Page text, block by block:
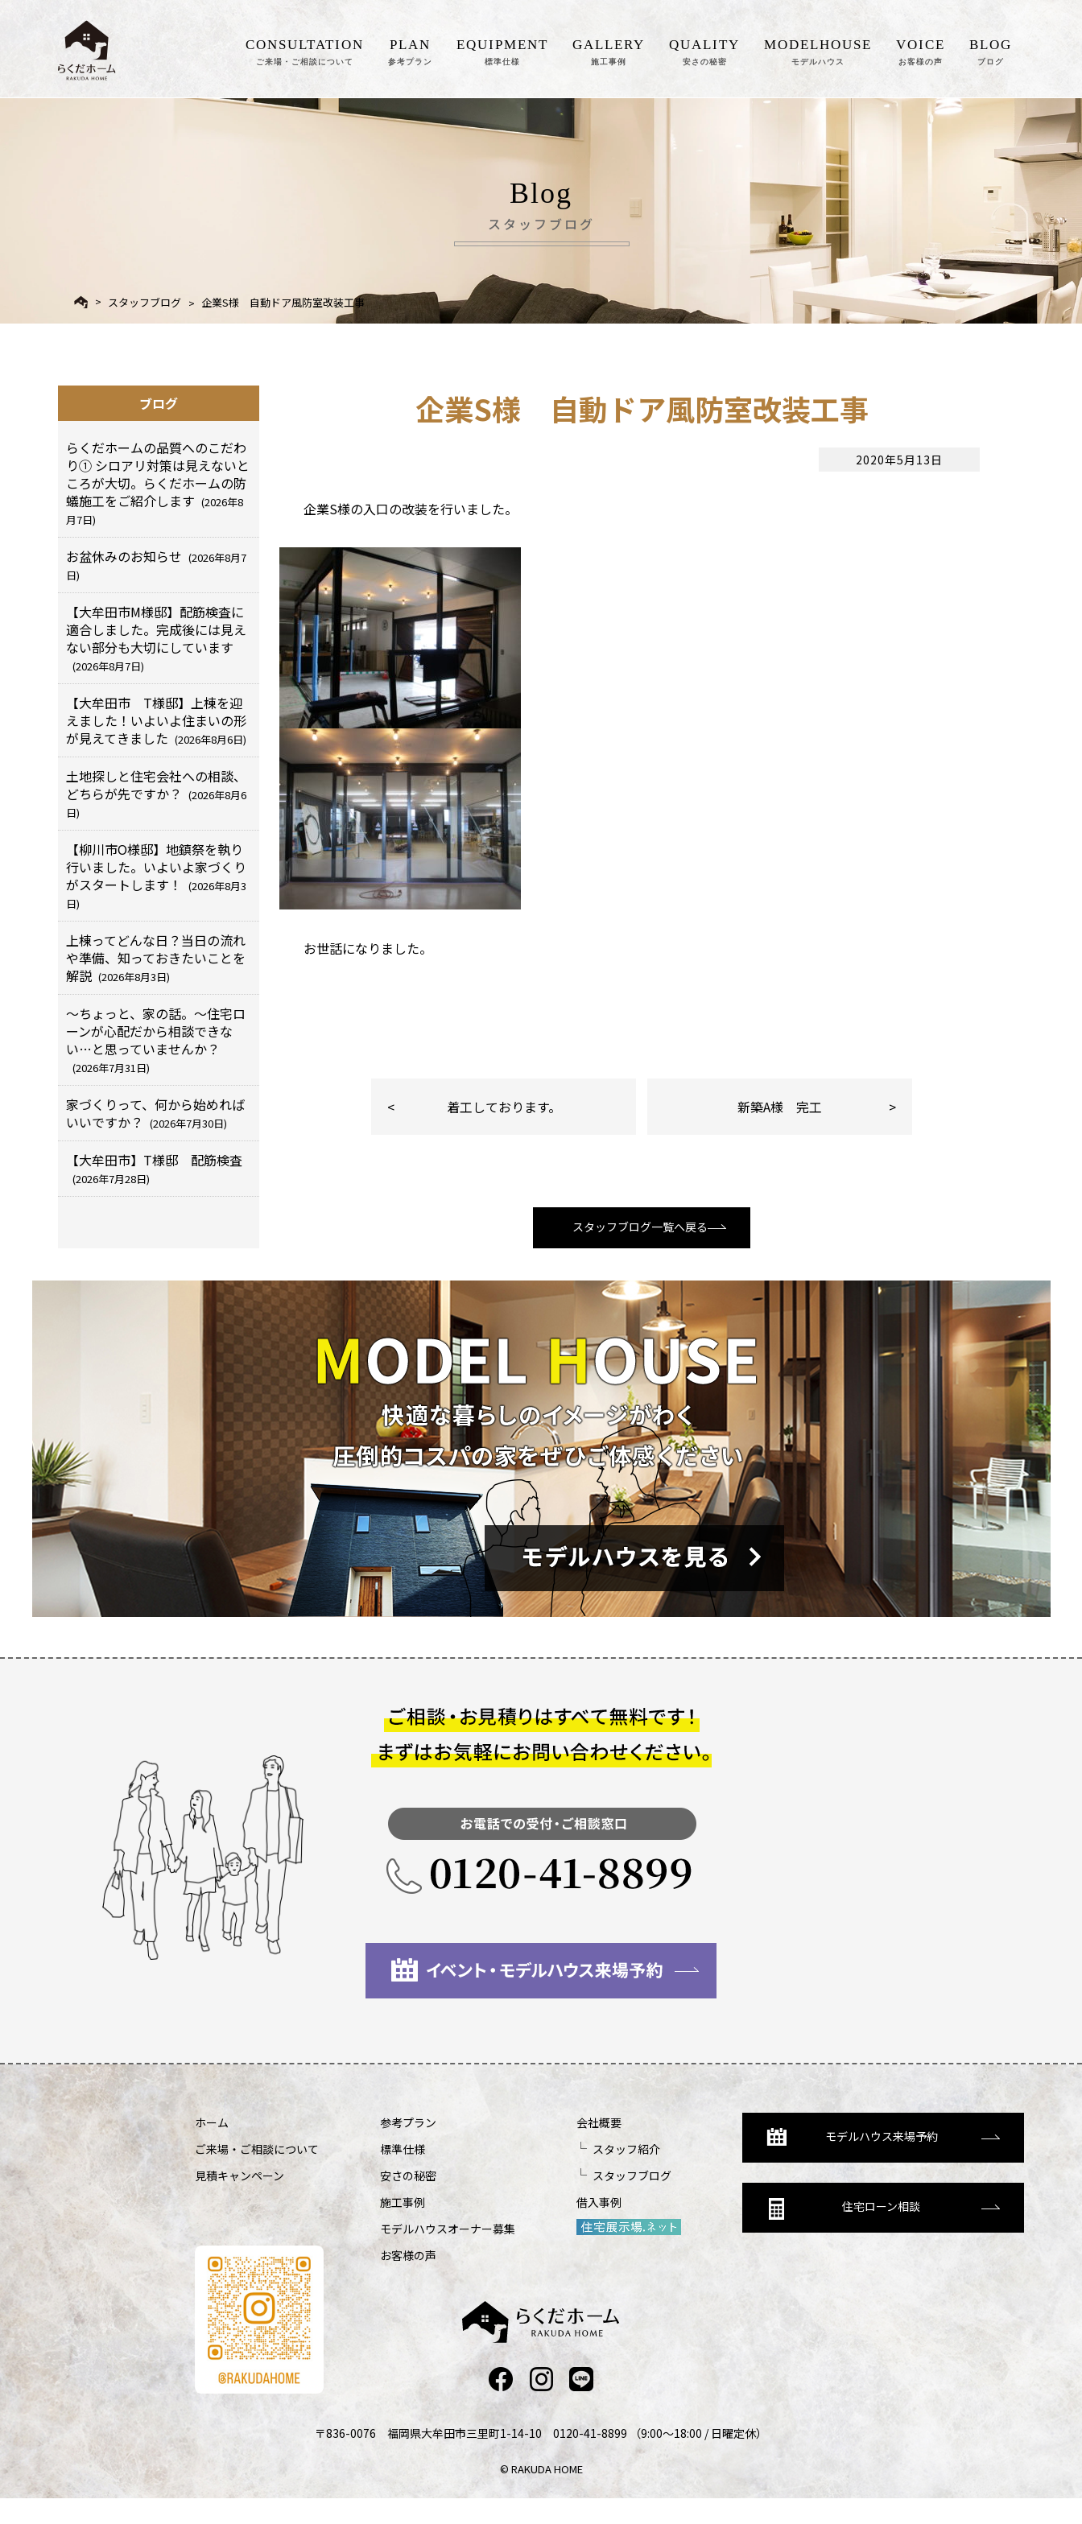
CONSULTATION
ご来場・ご相談について
PLAN
参考プラン
EQUIPMENT
標準仕様
GALLERY
施工事例
QUALITY
安さの秘密
MODELHOUSE
モデルハウス
VOICE
お客様の声
BLOG
ブログ
Blog
スタッフブログ
スタッフブログ 企業S様 自動ドア風防室改装工事
企業S様 自動ドア風防室改装工事
2020年5月13日
企業S様の入口の改装を行いました。
お世話になりました。
着工しております。 新築A様 完工
スタッフブログ一覧へ戻る
ブログ
らくだホームの品質へのこだわ
り① シロアリ対策は見えないと
ころが大切。らくだホームの防
蟻施工をご紹介します (2026年8
月7日)
お盆休みのお知らせ (2026年8月7
日)
【大牟田市M様邸】配筋検査に
適合しました。完成後には見え
ない部分も大切にしています
(2026年8月7日)
【大牟田市 T様邸】上棟を迎
えました！いよいよ住まいの形
が見えてきました (2026年8月6日)
土地探しと住宅会社への相談、
どちらが先ですか？
(2026年8月6
日)
【柳川市O様邸】地鎮祭を執り
行いました。いよいよ家づくり
がスタートします！
(2026年8月3
日)
上棟ってどんな日？当日の流れ
や準備、知っておきたいことを
解説 (2026年8月3日)
～ちょっと、家の話。～住宅ロ
ーンが心配だから相談できな
い…と思っていませんか？
(2026年7月31日)
家づくりって、何から始めれば
いいですか？
(2026年7月30日)
【大牟田市】T様邸 配筋検査
(2026年7月28日)
ホーム
ご来場・ご相談について
見積キャンペーン
参考プラン
標準仕様
安さの秘密
施工事例
モデルハウスオーナー募集
お客様の声
会社概要
スタッフ紹介
スタッフブログ
借入事例
モデルハウス来場予約
住宅ローン相談
〒836-0076 福岡県大牟田市三里町1-14-10 0120-41-8899 （9:00～18:00 / 日曜定休）
© RAKUDA HOME